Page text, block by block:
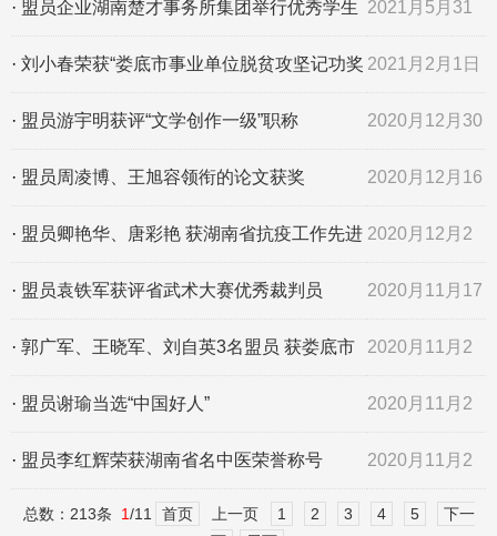
· 盟员企业湖南楚才事务所集团举行优秀学生
关爱活动
2021月5月31
日
· 刘小春荣获“娄底市事业单位脱贫攻坚记功奖
励”
2021月2月1日
· 盟员游宇明获评“文学创作一级”职称 2020月12月30
日
· 盟员周凌博、王旭容领衔的论文获奖 2020月12月16
日
· 盟员卿艳华、唐彩艳 获湖南省抗疫工作先进
个人
2020月12月2
日
· 盟员袁铁军获评省武术大赛优秀裁判员 2020月11月17
日
· 郭广军、王晓军、刘自英3名盟员 获娄底市
第十二届哲学社会科学
2020月11月2
日
· 盟员谢瑜当选“中国好人” 2020月11月2
日
· 盟员李红辉荣获湖南省名中医荣誉称号 2020月11月2
日
总数：213条 1/11 首页 上一页 1 2 3 4 5
下一